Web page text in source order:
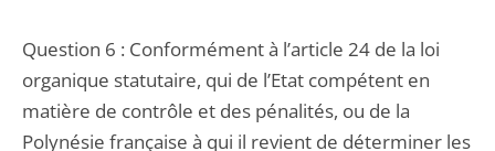
Question 6 : Conformément à l’article 24 de la loi
organique statutaire, qui de l’Etat compétent en
matière de contrôle et des pénalités, ou de la
Polynésie française à qui il revient de déterminer les